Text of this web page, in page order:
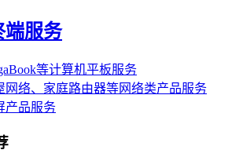
端服务
等计算机平板服务
网络、家庭路由器等网络类产品服务
产品服务